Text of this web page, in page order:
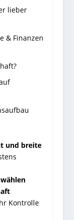
lieber
& Finanzen
und breite
Kontrolle